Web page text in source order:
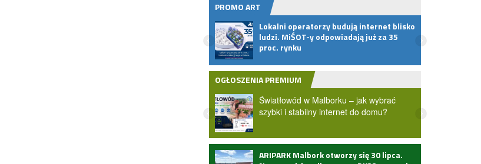
PROMO ART
Lokalni operatorzy budują internet blisko
ludzi. MiŚOT-y odpowiadają już za 35
proc. rynku
OGŁOSZENIA PREMIUM
Światłowód w Malborku – jak wybrać
szybki i stabilny internet do domu?
ARIPARK Malbork otworzy się 30 lipca.